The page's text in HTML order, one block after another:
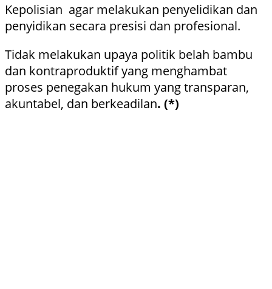
Kepolisian agar melakukan penyelidikan dan
penyidikan secara presisi dan profesional.
Tidak melakukan upaya politik belah bambu
dan kontraproduktif yang menghambat
proses penegakan hukum yang transparan,
akuntabel, dan berkeadilan. (*)